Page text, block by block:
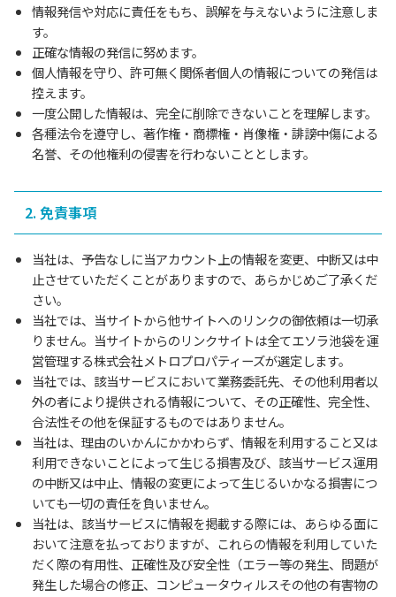
情報発信や対応に責任をもち、誤解を与えないように注意しま
す。
正確な情報の発信に努めます。
個人情報を守り、許可無く関係者個人の情報についての発信は
控えます。
一度公開した情報は、完全に削除できないことを理解します。
各種法令を遵守し、著作権・商標権・肖像権・誹謗中傷による
名誉、その他権利の侵害を行わないこととします。
2. 免責事項
当社は、予告なしに当アカウント上の情報を変更、中断又は中
止させていただくことがありますので、あらかじめご了承くだ
さい。
当社では、当サイトから他サイトへのリンクの御依頼は一切承
りません。当サイトからのリンクサイトは全てエソラ池袋を運
営管理する株式会社メトロプロパティーズが選定します。
当社では、該当サービスにおいて業務委託先、その他利用者以
外の者により提供される情報について、その正確性、完全性、
合法性その他を保証するものではありません。
当社は、理由のいかんにかかわらず、情報を利用すること又は
利用できないことによって生じる損害及び、該当サービス運用
の中断又は中止、情報の変更によって生じるいかなる損害につ
いても一切の責任を負いません。
当社は、該当サービスに情報を掲載する際には、あらゆる面に
おいて注意を払っておりますが、これらの情報を利用していた
だく際の有用性、正確性及び安全性（エラー等の発生、問題が
発生した場合の修正、コンピュータウィルスその他の有害物の